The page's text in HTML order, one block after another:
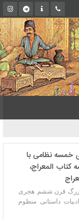
خمسه نظامی با
کتاب المعراج،
قرن ششم هجری
داستانی منظوم